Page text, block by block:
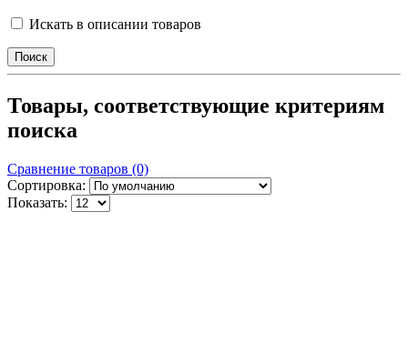
Искать в описании товаров
Товары, соответствующие критериям
поиска
Сравнение товаров (0)
Сортировка:
Показать: